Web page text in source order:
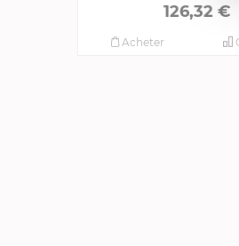
126,32 €
Acheter